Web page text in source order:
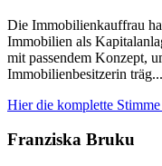
Die Immobilienkauffrau
Immobilien als
mit passendem Konzept,
Immobilienbesitzerin träg...
Hier die komplette Stimme
Franziska Bruku